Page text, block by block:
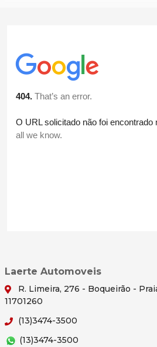
Laerte Automoveis
R. Limeira, 276 - Boqueirão -
11701260
(13)3474-3500
(13)3474-3500